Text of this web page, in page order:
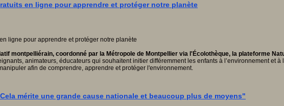
en ligne pour apprendre et protéger notre planète
montpelliérain, coordonné par la Métropole de Montpellier via l'Écolothèque, la plateforme
animateurs, éducateurs qui souhaitent initier différemment les enfants à l’environnement
afin de comprendre, apprendre et protéger l'environnement.
mérite une grande cause nationale et beaucoup plus de moyens"